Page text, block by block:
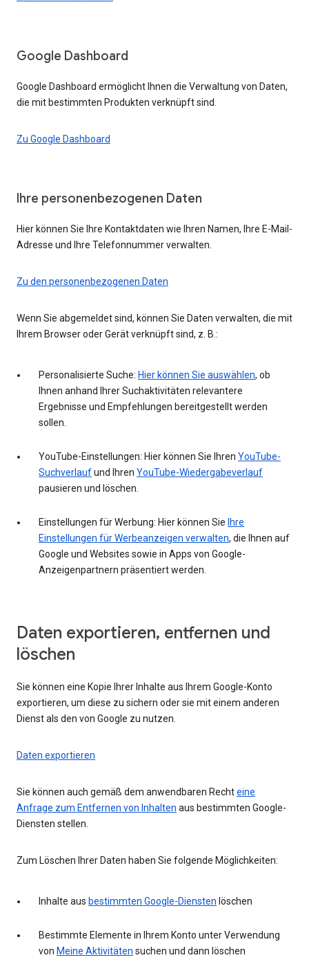
Google Dashboard
Google Dashboard ermöglicht Ihnen die Verwaltung von Daten,
die mit bestimmten Produkten verknüpft sind.
Zu Google Dashboard
Ihre personenbezogenen Daten
Hier können Sie Ihre Kontaktdaten wie Ihren Namen, Ihre E-Mail-
Adresse und Ihre Telefonnummer verwalten.
Zu den personenbezogenen Daten
Wenn Sie abgemeldet sind, können Sie Daten verwalten, die mit
Ihrem Browser oder Gerät verknüpft sind, z. B.:
Personalisierte Suche: Hier können Sie auswählen, ob
Ihnen anhand Ihrer Suchaktivitäten relevantere
Ergebnisse und Empfehlungen bereitgestellt werden
sollen.
YouTube-Einstellungen: Hier können Sie Ihren YouTube-
Suchverlaufund Ihren YouTube-Wiedergabeverlauf
pausieren und löschen.
Einstellungen für Werbung: Hier können Sie Ihre
Einstellungen für Werbeanzeigen verwalten, die Ihnen auf
Google und Websites sowie in Apps von Google-
Anzeigenpartnern präsentiert werden.
Daten exportieren, entfernen und
löschen
Sie können eine Kopie Ihrer Inhalte aus Ihrem Google-Konto
exportieren, um diese zu sichern oder sie mit einem anderen
Dienst als den von Google zu nutzen.
Daten exportieren
Sie können auch gemäß dem anwendbaren Rechteine
Anfrage zum Entfernen von Inhalten aus bestimmten Google-
Diensten stellen.
Zum Löschen Ihrer Daten haben Sie folgende Möglichkeiten:
Inhalte aus bestimmten Google-Diensten löschen
Bestimmte Elemente in Ihrem Konto unter Verwendung
von Meine Aktivitäten suchen und dann löschen